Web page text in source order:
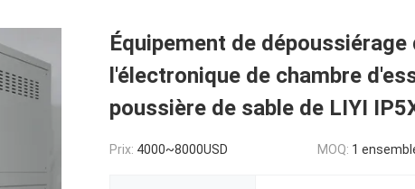
Équipement de dépoussiérage
l'électronique de chambre
poussière de sable de LIYI
Prix: 4000~8000USD MOQ: 1